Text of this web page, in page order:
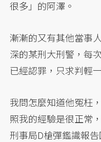
很多」的阿澤。
漸漸的又有其他當事
深的某刑大刑警，每
已經認罪，只求判輕
我問怎麼知道他冤枉
照我的經驗是很正常
刑事局D槍彈鑑識報